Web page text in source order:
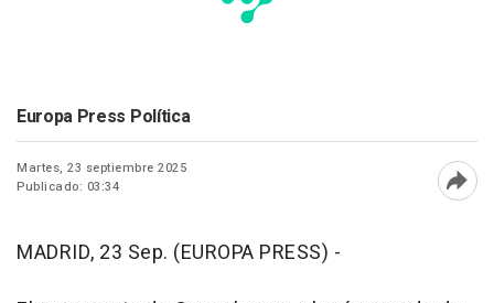
Europa Press Política
Martes, 23 septiembre 2025
Publicado: 03:34
MADRID, 23 Sep. (EUROPA PRESS) -